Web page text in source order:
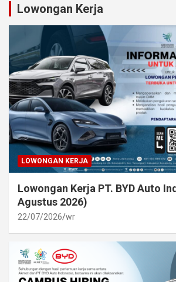
Lowongan Kerja
LOWONGAN KERJA
Lowongan Kerja PT. BYD Auto
Agustus 2026)
22/07/2026 wr